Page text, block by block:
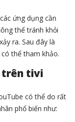
ứng dụng cần
thể tránh khỏi
ra. Sau đây là
thể tham khảo.
trên tivi
có thể do rất
phổ biến như: